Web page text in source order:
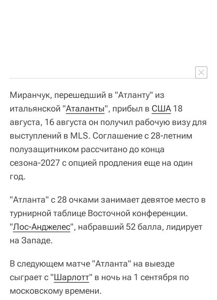
Миранчук, перешедший в "Атланту" из
итальянской "Аталанты", прибыл в США 18
августа, 16 августа он получил рабочую визу для
выступлений в MLS. Соглашение с 28-летним
полузащитником рассчитано до конца
сезона-2027 с опцией продления еще на один
год.
"Атланта" с 28 очками занимает девятое место в
турнирной таблице Восточной конференции.
"Лос-Анджелес", набравший 52 балла, лидирует
на Западе.
В следующем матче "Атланта" на выезде
сыграет с "Шарлотт" в ночь на 1 сентября по
московскому времени.